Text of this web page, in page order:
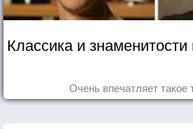
Классика и
Очень впечатляет такое